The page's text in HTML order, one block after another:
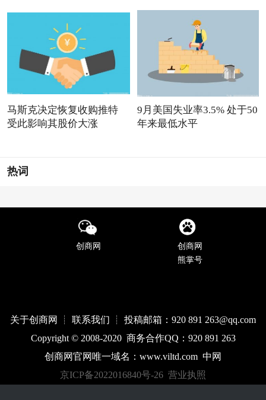
马斯克决定恢复收购推特
受此影响其股价大涨
9月美国失业率3.5% 处于50
年来最低水平
热词
创商网
创商网
熊掌号
关于创商网 ┊ 联系我们 ┊ 投稿邮箱：920 891 263@qq.com
Copyright © 2008-2020 商务合作QQ：920 891 263
创商网官网唯一域名： www.viltd.com 中网
京ICP备2022016840号-26 营业执照